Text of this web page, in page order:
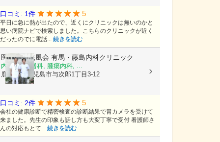
口コミ: 1件 5
平日に急に熱が出たので、近くにクリニックは無いのかと
思い病院ナビで検索しました。こちらのクリニックが近く
だったのでに電話... 続きを読む
医療法人光風会 有馬・藤島内科クリニック
内科, 消化器科, 腫瘍内科, ...
鹿児島県鹿児島市与次郎1丁目3-12
口コミ: 2件 5
会社の健康診断で精密検査の診断結果で胃カメラを受けて
来ました。先生の印象も話し方も大変丁寧で受付 看護師さ
んの対応もとて... 続きを読む